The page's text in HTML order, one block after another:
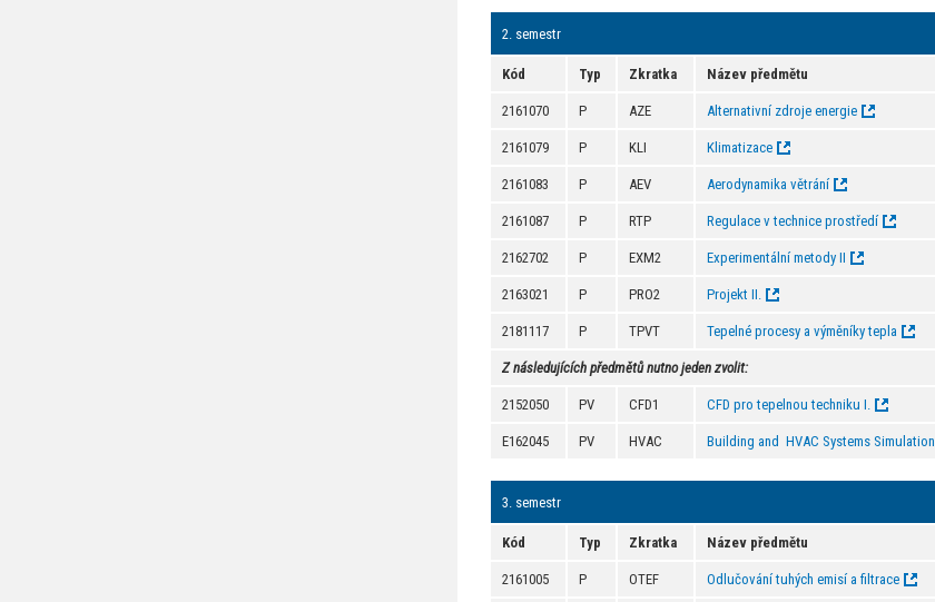
2. semestr
Kód Typ Zkratka Název předmětu
2161070 P AZE Alternativní zdroje energie
2161079 P KLI Klimatizace
2161083 P AEV Aerodynamika větrání
2161087 P RTP Regulace v technice prostředí
2162702 P EXM2 Experimentální metody II
2163021 P PRO2 Projekt II.
2181117 P TPVT Tepelné procesy a výměníky tepla
Z následujících předmětů nutno jeden zvolit:
2152050 PV CFD1 CFD pro tepelnou techniku I.
E162045 PV HVAC Building and HVAC Systems Simulation
3. semestr
Kód Typ Zkratka Název předmětu
2161005 P OTEF Odlučování tuhých emisí a filtrace